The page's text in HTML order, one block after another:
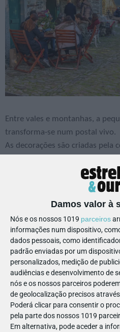
Damos valor à
Nós e os nossos 1019 parceiros
informações num dispositivo,
dados pessoais, como
padrão enviadas por um
personalizados, medição de
audiências e desenvolvimento de
nós e os nossos parceiros
de geolocalização precisos
Poderá clicar para consentir o
pela parte dos nossos 1019
Em alternativa, pode aceder a
Entre vales e montanhas, a
transforma-se num postal vivo.
As decorações são criadas pela
Aldeias de Montanha.
Os visitantes são convidados a
, enquanto os adultos
crianças divertem-se em
feltragem, cerâmica e
PUB
🍞 Sabores,